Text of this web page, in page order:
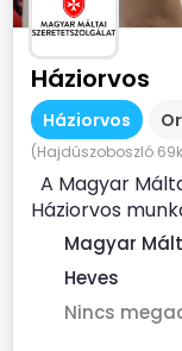
Háziorvos
Háziorvos
(Hajdúszoboszló
A Magyar
Háziorvos
Magyar
Heves
Nincs